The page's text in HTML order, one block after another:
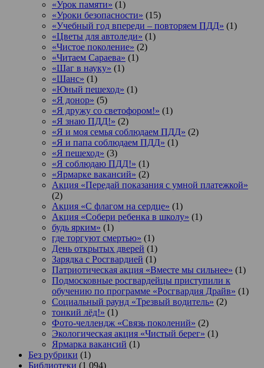
«Урок памяти» (1)
«Уроки безопасности» (15)
«Учебный год впереди – повторяем ПДД» (1)
«Цветы для автоледи» (1)
«Чистое поколение» (2)
«Читаем Сараева» (1)
«Шаг в науку» (1)
«Шанс» (1)
«Юный пешеход» (1)
«Я донор» (5)
«Я дружу со светофором!» (1)
«Я знаю ПДД!» (2)
«Я и моя семья соблюдаем ПДД» (2)
«Я и папа соблюдаем ПДД» (1)
«Я пешеход» (3)
«Я соблюдаю ПДД!» (1)
«Ярмарке вакансий» (2)
Акция «Передай показания с умной платежкой»
(2)
Акция «С флагом на сердце» (1)
Акция «Собери ребенка в школу» (1)
будь ярким» (1)
где торгуют смертью» (1)
День открытых дверей (1)
Зарядка с Росгвардией (1)
Патриотическая акция «Вместе мы сильнее» (1)
Подмосковные росгвардейцы приступили к
обучению по программе «Росгвардия Драйв» (1)
Социальный раунд «Трезвый водитель» (2)
тонкий лёд!» (1)
Фото-челлендж «Связь поколений» (2)
Экологическая акция «Чистый берег» (1)
Ярмарка вакансий (1)
Без рубрики (1)
Библиотеки (1 094)